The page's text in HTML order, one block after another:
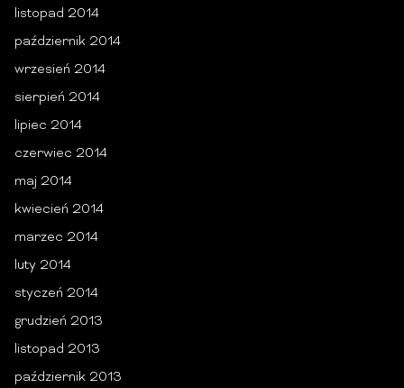
listopad 2014
październik 2014
wrzesień 2014
sierpień 2014
lipiec 2014
czerwiec 2014
maj 2014
kwiecień 2014
marzec 2014
luty 2014
styczeń 2014
grudzień 2013
listopad 2013
październik 2013